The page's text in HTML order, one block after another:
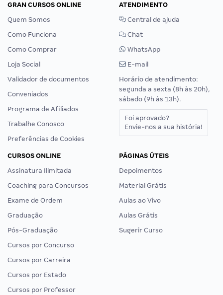
GRAN CURSOS ONLINE
Quem Somos
Como Funciona
Como Comprar
Loja Social
Validador de documentos
Conveniados
Programa de Afiliados
Trabalhe Conosco
Preferências de Cookies
ATENDIMENTO
Central de ajuda
Chat
WhatsApp
E-mail
Horário de atendimento:
segunda a sexta (8h às 20h),
sábado (9h às 13h).
Foi aprovado?
Envie-nos a sua história!
CURSOS ONLINE
Assinatura Ilimitada
Coaching para Concursos
Exame de Ordem
Graduação
Pós-Graduação
Cursos por Concurso
Cursos por Carreira
Cursos por Estado
Cursos por Professor
PÁGINAS ÚTEIS
Depoimentos
Material Grátis
Aulas ao Vivo
Aulas Grátis
Sugerir Curso